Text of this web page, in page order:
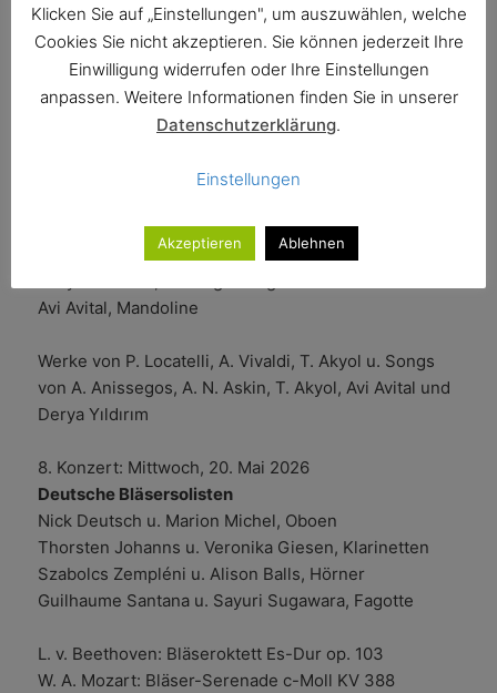
P. I. Tschaikowsky: Symphonie Nr. 4 f-Moll op. 36
6. Konzert: Montag, 23. März 2026
Masaya Kamei, Klavier
(Steinway Prizewinners)
Das Programm wird noch bekannt gegeben.
7. Konzert: Dienstag, 28. April 2026
Ensemble Resonanz
Avi Avital, Mandoline
Werke von P. Locatelli, A. Vivaldi, T. Akyol u. Songs
von A. Anissegos, A. N. Askin, T. Akyol, Avi Avital und
Derya Yıldırım
8. Konzert: Mittwoch, 20. Mai 2026
Deutsche Bläsersolisten
Nick Deutsch u. Marion Michel, Oboen
Thorsten Johanns u. Veronika Giesen, Klarinetten
Szabolcs Zempléni u. Alison Balls, Hörner
Guilhaume Santana u. Sayuri Sugawara, Fagotte
L. v. Beethoven: Bläseroktett Es-Dur op. 103
W. A. Mozart: Bläser-Serenade c-Moll KV 388
Klicken Sie auf „Einstellungen", um auszuwählen, welche
Cookies Sie nicht akzeptieren. Sie können jederzeit Ihre
Einwilligung widerrufen oder Ihre Einstellungen
anpassen. Weitere Informationen finden Sie in unserer
Datenschutzerklärung.
Einstellungen
Akzeptieren Ablehnen